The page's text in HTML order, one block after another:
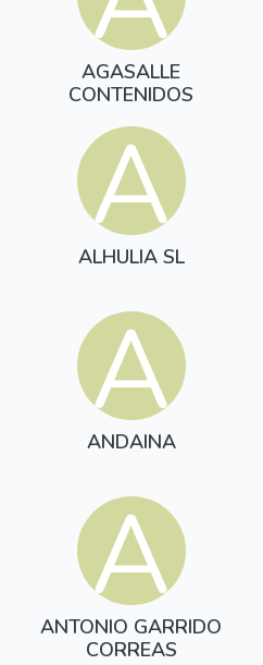
AGASALLE
CONTENIDOS
A
ALHULIA SL
A
ANDAINA
A
ANTONIO GARRIDO
CORREAS